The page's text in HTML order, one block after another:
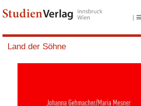
Land der Söhne